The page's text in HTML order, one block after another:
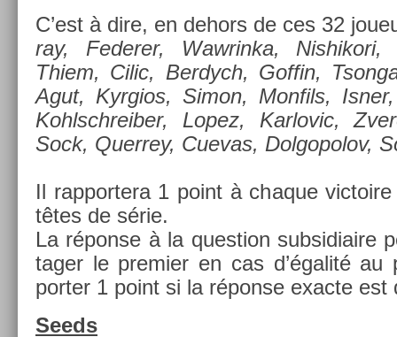
C’est à dire, en de­hors de ces 32
ray, Feder­er, Waw­rinka, Nis­hikori,
Thiem, Cilic, Be­rdych, Gof­fin,
Agut, Kyr­gios, Simon, Mon­fils,
Kohlschreib­er, Lopez, Kar­lovic,
Sock, Quer­rey, Cuevas, Dol­gopolov,
Il rap­portera 1 point à chaque
têtes de série.
La réponse à la ques­tion sub­sidiaire
tag­er le pre­mi­er en cas d’égalité
port­er 1 point si la réponse ex­ac­te est
Seeds